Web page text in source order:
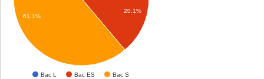
Bac L Bac ES Bac S
20.1%
61.1%